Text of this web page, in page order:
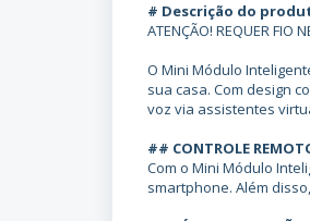
# Descrição do
ATENÇÃO! REQUER FIO
O Mini Módulo
sua casa. Com design
voz via assistentes
## CONTROLE
Com o Mini Módulo
smartphone. Além